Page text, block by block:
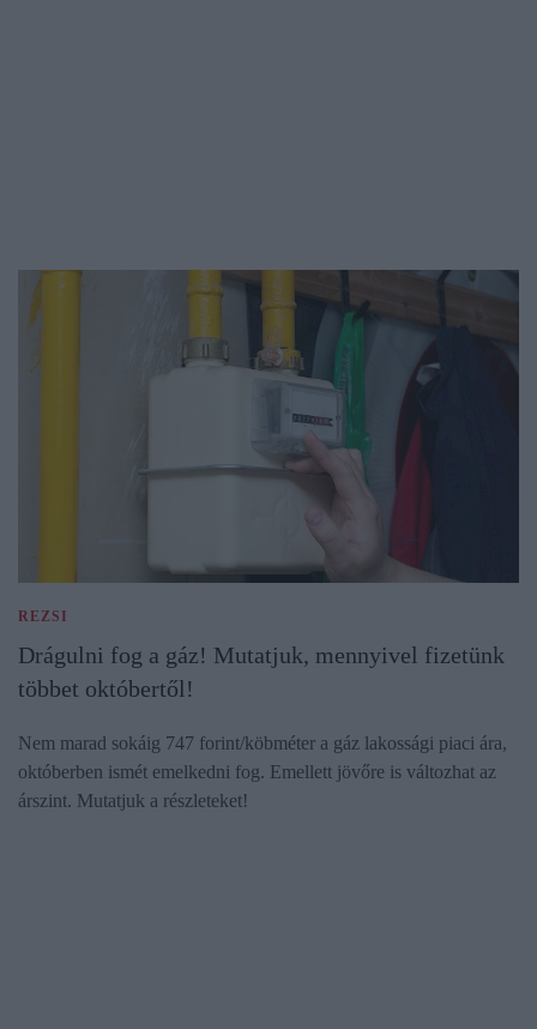
REZSI
Drágulni fog a gáz! Mutatjuk, mennyivel fizetünk
többet októbertől!
Nem marad sokáig 747 forint/köbméter a gáz lakossági piaci ára,
októberben ismét emelkedni fog. Emellett jövőre is változhat az
árszint. Mutatjuk a részleteket!